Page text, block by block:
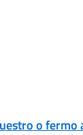
o